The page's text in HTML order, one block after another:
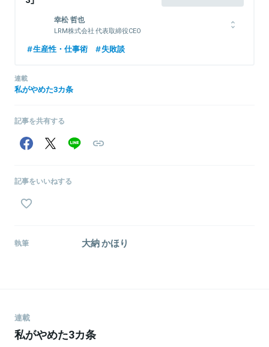
幸松 哲也
LRM株式会社 代表取締役CEO
兵庫県生まれ。奈良県立郡山高校卒業後、徳島大学工学部知能情報
で、一貫して担当。主に、Windows系サーバのインフラ構築担当と
して、サーバやデータベースの設計、保守に従事。その後、外資系
立。従業員2名の零細企業から2万名弱の一部上場企業まで、450社
以上のISMS/ISO27001やプライバシーマークの構築・運用に関わ
り、『情報は「守る」ためにあるのでなく、「使う」ためにある』とい
うポリシーのもと、コストばかりかかって意味のないセキュリティ
生産性・仕事術 失敗談
連載
私がやめた3カ条
記事を共有する
記事をいいねする
執筆 大納 かほり
連載
私がやめた3カ条